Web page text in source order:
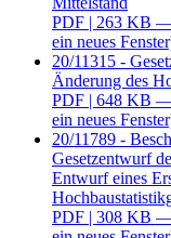
PDF | 263 KB —
ein neues
20/11315 -
Änderung des
PDF | 648 KB —
ein neues
20/11789 -
Gesetzentwurf
Entwurf eines
PDF | 308 KB —